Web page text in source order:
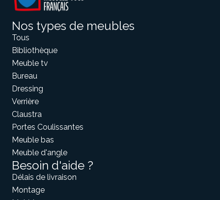
Nos types de meubles
Tous
Bibliothèque
Meuble tv
Bureau
Dressing
Verrière
Claustra
Portes Coulissantes
Meuble bas
Meuble d'angle
Besoin d'aide ?
Délais de livraison
Montage